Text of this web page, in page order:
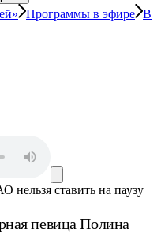
Программы в эфире В
нельзя ставить на паузу
певица Полина